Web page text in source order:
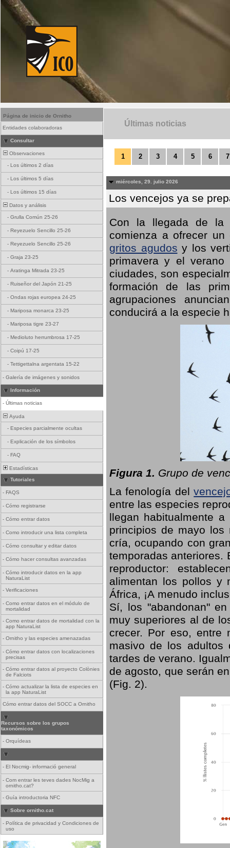
Página de inicio de Ornitho
Entidades colaboradoras
Consultar
Observaciones
- Los últimos 2 días
- Los últimos 5 días
- Los últimos 15 días
Datos y análisis
- Grulla Común 25-26
- Reyezuelo Sencillo 25-26
- Reyezuelo Sencillo 25-26
- Graja 23-25
- Aratinga Mitrada 23-25
- Ruiseñor del Japón 21-25
- Ondas rojas europea 24-25
- Mariposa monarca 23-25
- Mariposa tigre 23-27
- Medioluto herrumbrosa 17-25
- Coipú 17-25
- Tettigettalna argentata 15-22
- Galería de imágenes y sonidos
Información
- Últimas noticias
Ayuda
- Especies parcialmente ocultas
- Explicación de los símbolos
- FAQ
Estadísticas
Tutoriales
- FAQS
- Cómo registrarse
- Cómo entrar datos
- Como introducir una lista completa
- Cómo consultar y editar datos
- Cómo hacer consultas avanzadas
- Cómo introducir datos en la app
NaturaList
- Verificaciones
- Como entrar datos en el módulo de
mortalidad
- Como entrar datos de mortalidad con la
app NaturaList
- Ornitho y las especies amenazadas
- Cómo entrar datos con localizaciones
precisas
- Cómo entrar datos al proyecto Colònies
de Falciots
- Cómo actualizar la lista de especies en
la app NaturaList
Cómo entrar datos del SOCC a Ornitho
Recursos sobre los grupos
taxonómicos
- Orquídeas
- El Nocmig- informació general
- Com entrar les teves dades NocMig a
ornitho.cat?
- Guía introductoria NFC
Sobre ornitho.cat
- Política de privacidad y Condiciones de
uso
Últimas noticias
1 2 3 4 5 6 7
miércoles, 29. julio 2026
Los vencejos ya se
Con la llegada de la
comienza a ofrecer un
gritos agudos y los
primavera y el
ciudades, son
formación de las
agrupaciones
conducirá a la especie
Figura 1. Grupo de
La fenología del
entre las especies
llegan habitualmente
principios de mayo los
cría, ocupando con
temporadas anteriores.
reproductor:
alimentan los pollos y
África, ¡A menudo
Sí, los "abandonan"
muy superiores al de
crecer. Por eso, entre
masivo de los adultos
tardes de verano.
de agosto, que serán
(Fig. 2).